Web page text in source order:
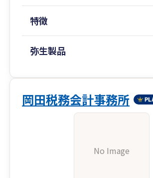
特徴
弥生製品
岡田税務会計事務所
No Image